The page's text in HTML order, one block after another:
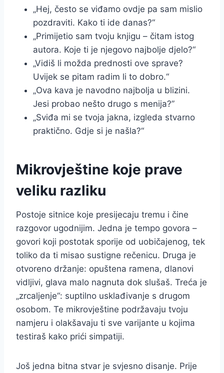
„Hej, često se viđamo ovdje pa sam mislio
pozdraviti. Kako ti ide danas?“
„Primijetio sam tvoju knjigu – čitam istog
autora. Koje ti je njegovo najbolje djelo?“
„Vidiš li možda prednosti ove sprave?
Uvijek se pitam radim li to dobro.“
„Ova kava je navodno najbolja u blizini.
Jesi probao nešto drugo s menija?”
„Sviđa mi se tvoja jakna, izgleda stvarno
praktično. Gdje si je našla?“
Mikrovještine koje prave
veliku razliku
Postoje sitnice koje presijecaju tremu i čine
razgovor ugodnijim. Jedna je tempo govora –
govori koji postotak sporije od uobičajenog, tek
toliko da ti misao sustigne rečenicu. Druga je
otvoreno držanje: opuštena ramena, dlanovi
vidljivi, glava malo nagnuta dok slušaš. Treća je
„zrcaljenje“: suptilno usklađivanje s drugom
osobom. Te mikrovještine podržavaju tvoju
namjeru i olakšavaju ti sve varijante u kojima
testiraš kako prići simpatiji.
Još jedna bitna stvar je svjesno disanje. Prije